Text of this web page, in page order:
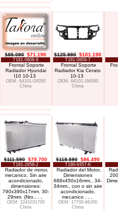
$85.090 $71.190
T181-0808-9
Frontal Soporte
Radiador Hyundai
I10 10-13
OEM: 64101-0X050
China
$125.990 $101.190
T181-0809-7
Frontal Soporte
Radiador Kia Cerato
10-13
OEM: 64101-1M000
China
$111.590 $79.700
T181-2958-2
Radiador de motor,
mecanico, Sin aire
acondicionado,
dimensiones:
790x390x17mm. 30-
29mm. (Nro.
OEM: 2241031700
China
$118.590 $86.490
T180-9357-K
Radiador del Motor,
Dimensiones
688x450x16mm., 34-
34mm., con o sin aire
acondicionado,
mecanico
OEM: 17700-66J00
China